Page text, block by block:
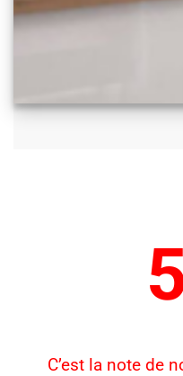
C’est la note de